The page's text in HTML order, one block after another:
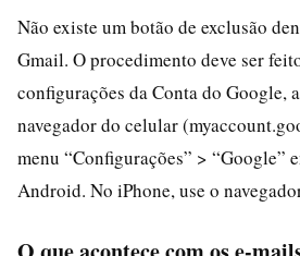
Não existe um botão de exclusão
Gmail. O procedimento deve ser
configurações da Conta do Google,
navegador do celular
menu “Configurações” > “Google”
Android. No iPhone, use o